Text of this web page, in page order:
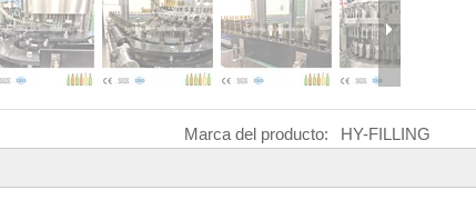
Marca del producto: HY-FILLING